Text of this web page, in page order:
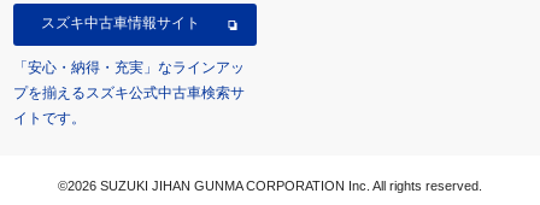
スズキ中古車情報サイト
「安心・納得・充実」なラインアッ
プを揃えるスズキ公式中古車検索サ
イトです。
©2026 SUZUKI JIHAN GUNMA CORPORATION Inc. All rights reserved.